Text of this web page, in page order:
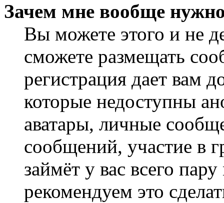
Зачем мне вообще
Вы можете этого и не
сможете размещать
регистрация дает вам
которые недоступны
аватары, личные
сообщений, участие в
займёт у вас всего
рекомендуем это